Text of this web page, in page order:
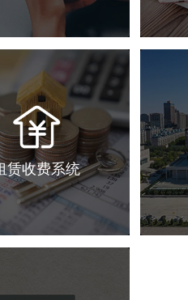
赁收费系统